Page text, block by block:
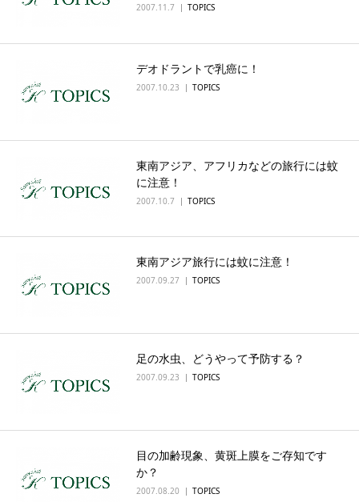
2007.11.7 TOPICS
デオドラントで乳癌に！
2007.10.23 TOPICS
東南アジア、アフリカなどの旅行には蚊
に注意！
2007.10.7 TOPICS
東南アジア旅行には蚊に注意！
2007.09.27 TOPICS
足の水虫、どうやって予防する？
2007.09.23 TOPICS
目の加齢現象、黄斑上膜をご存知です
か？
2007.08.20 TOPICS